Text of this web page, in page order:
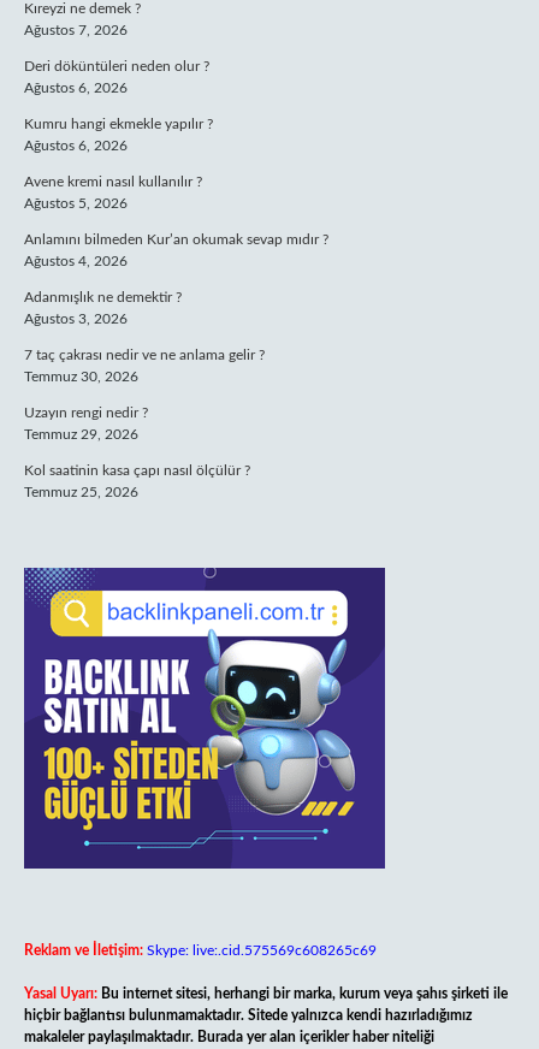
Kıreyzi ne demek ?
Ağustos 7, 2026
Deri döküntüleri neden olur ?
Ağustos 6, 2026
Kumru hangi ekmekle yapılır ?
Ağustos 6, 2026
Avene kremi nasıl kullanılır ?
Ağustos 5, 2026
Anlamını bilmeden Kur’an okumak sevap mıdır ?
Ağustos 4, 2026
Adanmışlık ne demektir ?
Ağustos 3, 2026
7 taç çakrası nedir ve ne anlama gelir ?
Temmuz 30, 2026
Uzayın rengi nedir ?
Temmuz 29, 2026
Kol saatinin kasa çapı nasıl ölçülür ?
Temmuz 25, 2026
Reklam ve İletişim: Skype: live:.cid.575569c608265c69
Yasal Uyarı: Bu internet sitesi, herhangi bir marka, kurum veya şahıs şirketi ile
hiçbir bağlantısı bulunmamaktadır. Sitede yalnızca kendi hazırladığımız
makaleler paylaşılmaktadır. Burada yer alan içerikler haber niteliği